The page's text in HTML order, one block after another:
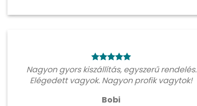
Nagyon gyors kiszállítás, egyszerű rendelés.
Elégedett vagyok. Nagyon profik vagytok!
Bobi